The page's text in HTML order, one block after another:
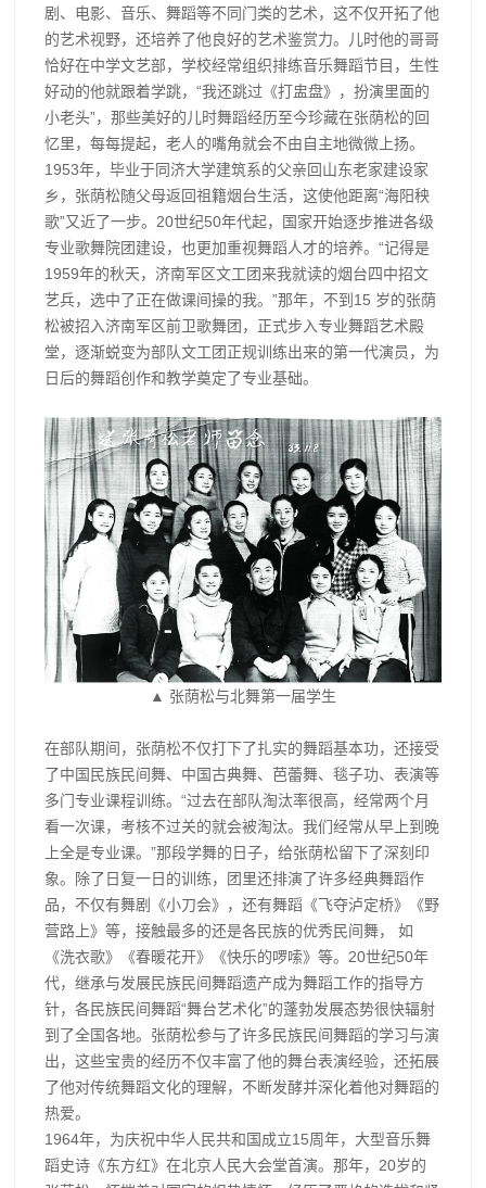
剧、电影、音乐、舞蹈等不同门类的艺术，这不仅开拓了他
的艺术视野，还培养了他良好的艺术鉴赏力。儿时他的哥哥
恰好在中学文艺部，学校经常组织排练音乐舞蹈节目，生性
好动的他就跟着学跳，“我还跳过《打盅盘》，扮演里面的
小老头”，那些美好的儿时舞蹈经历至今珍藏在张荫松的回
忆里，每每提起，老人的嘴角就会不由自主地微微上扬。
1953年，毕业于同济大学建筑系的父亲回山东老家建设家
乡，张荫松随父母返回祖籍烟台生活，这使他距离“海阳秧
歌”又近了一步。20世纪50年代起，国家开始逐步推进各级
专业歌舞院团建设，也更加重视舞蹈人才的培养。“记得是
1959年的秋天，济南军区文工团来我就读的烟台四中招文
艺兵，选中了正在做课间操的我。”那年，不到15 岁的张荫
松被招入济南军区前卫歌舞团，正式步入专业舞蹈艺术殿
堂，逐渐蜕变为部队文工团正规训练出来的第一代演员，为
日后的舞蹈创作和教学奠定了专业基础。
▲ 张荫松与北舞第一届学生
在部队期间，张荫松不仅打下了扎实的舞蹈基本功，还接受
了中国民族民间舞、中国古典舞、芭蕾舞、毯子功、表演等
多门专业课程训练。“过去在部队淘汰率很高，经常两个月
看一次课，考核不过关的就会被淘汰。我们经常从早上到晚
上全是专业课。”那段学舞的日子，给张荫松留下了深刻印
象。除了日复一日的训练，团里还排演了许多经典舞蹈作
品，不仅有舞剧《小刀会》，还有舞蹈《飞夺泸定桥》《野
营路上》等，接触最多的还是各民族的优秀民间舞， 如
《洗衣歌》《春暖花开》《快乐的啰嗦》等。20世纪50年
代，继承与发展民族民间舞蹈遗产成为舞蹈工作的指导方
针，各民族民间舞蹈“舞台艺术化”的蓬勃发展态势很快辐射
到了全国各地。张荫松参与了许多民族民间舞蹈的学习与演
出，这些宝贵的经历不仅丰富了他的舞台表演经验，还拓展
了他对传统舞蹈文化的理解，不断发酵并深化着他对舞蹈的
热爱。
1964年，为庆祝中华人民共和国成立15周年，大型音乐舞
蹈史诗《东方红》在北京人民大会堂首演。那年，20岁的